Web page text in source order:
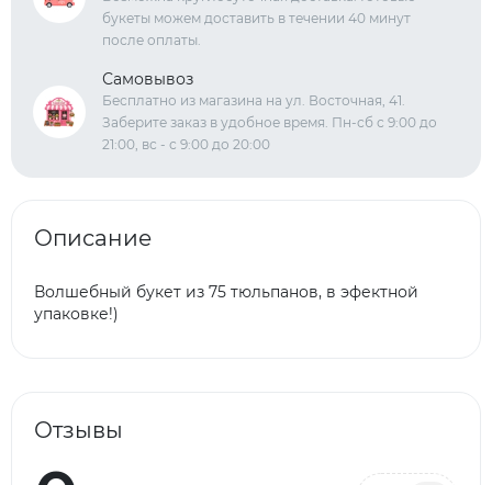
букеты можем доставить в течении 40 минут
после оплаты.
Самовывоз
Бесплатно из магазина на ул. Восточная, 41.
Заберите заказ в удобное время. Пн-сб с 9:00 до
21:00, вс - с 9:00 до 20:00
Описание
Волшебный букет из 75 тюльпанов, в эфектной
упаковке!)
Отзывы